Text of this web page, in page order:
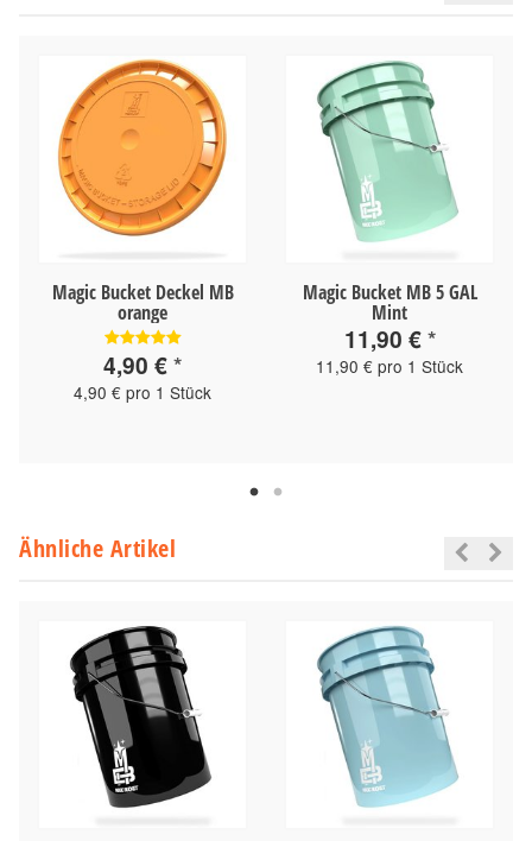
Magic Bucket Deckel MB
orange
4,90 €*
4,90 € pro 1 Stück
Magic Bucket MB 5 GAL
Mint
11,90 €*
11,90 € pro 1 Stück
Ähnliche Artikel